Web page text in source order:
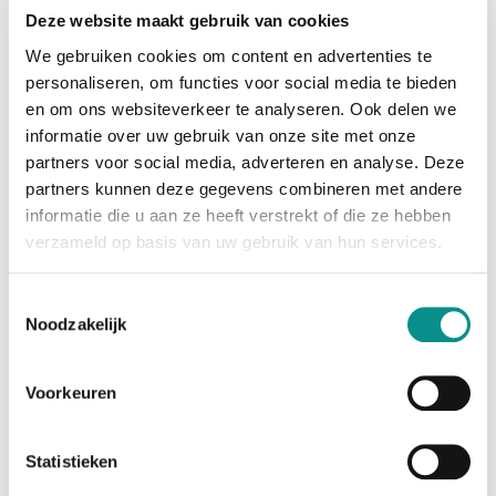
Deze website maakt gebruik van cookies
We gebruiken cookies om content en advertenties te
personaliseren, om functies voor social media te bieden
en om ons websiteverkeer te analyseren. Ook delen we
informatie over uw gebruik van onze site met onze
partners voor social media, adverteren en analyse. Deze
partners kunnen deze gegevens combineren met andere
informatie die u aan ze heeft verstrekt of die ze hebben
verzameld op basis van uw gebruik van hun services.
Noodzakelijk
Voorkeuren
Statistieken
Efficiëntie booster - Breid uw applicatie werkplek
Perfect voor gebruik met productiviteitssoftware
zoals Microsoft Office, laat deze Sonnet adapter u
efficiënt werken door het uitbreiden van uw
werkplek. Of u nu meerdere applicaties op hun eigen
scherm moet
openen, code bewerken of het in detail bekijken van
een grote spreadsheet op een groter scherm, spiegel
Sonnet DisplayLink Dual DisplayPort adapter voor M1
Ga full-screen - Surf op het web, kijk video's
kan het scherm uw zicht belemmeren. Ga groot - de